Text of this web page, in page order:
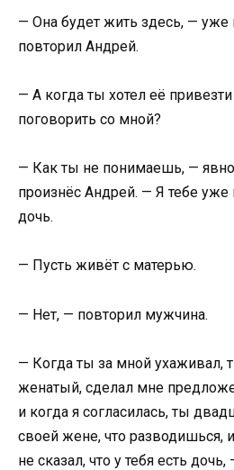
— Она будет жить здесь, — уже
повторил Андрей.
— А когда ты хотел её
поговорить со мной?
— Как ты не понимаешь, —
произнёс Андрей. — Я тебе
дочь.
— Пусть живёт с матерью.
— Нет, — повторил мужчина.
— Когда ты за мной ухаживал,
женатый, сделал мне
и когда я согласилась, ты
своей жене, что разводишься,
не сказал, что у тебя есть